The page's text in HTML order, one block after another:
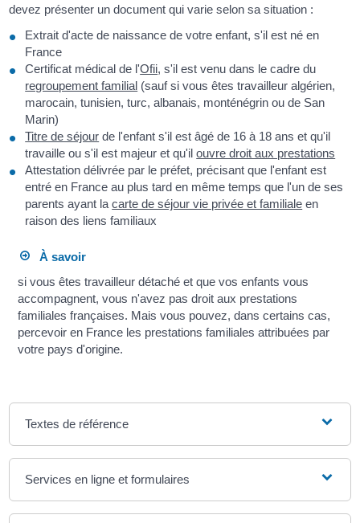
devez présenter un document qui varie selon sa situation :
Extrait d'acte de naissance de votre enfant, s'il est né en
France
Certificat médical de l'Ofii, s'il est venu dans le cadre du
regroupement familial (sauf si vous êtes travailleur algérien,
marocain, tunisien, turc, albanais, monténégrin ou de San
Marin)
Titre de séjour de l'enfant s'il est âgé de 16 à 18 ans et qu'il
travaille ou s'il est majeur et qu'ilouvre droit aux prestations
Attestation délivrée par le préfet, précisant que l'enfant est
entré en France au plus tard en même temps que l'un de ses
parents ayant lacarte de séjour vie privée et familiale en
raison des liens familiaux
À savoir
si vous êtes travailleur détaché et que vos enfants vous
accompagnent, vous n'avez pas droit aux prestations
familiales françaises. Mais vous pouvez, dans certains cas,
percevoir en France les prestations familiales attribuées par
votre pays d'origine.
Textes de référence
Services en ligne et formulaires